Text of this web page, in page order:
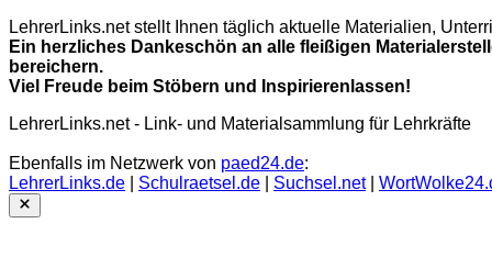
LehrerLinks.net stellt Ihnen täglich aktuelle Materialien,
Ein herzliches Dankeschön an alle fleißigen
bereichern.
Viel Freude beim Stöbern und Inspirierenlassen!
LehrerLinks.net - Link- und Materialsammlung für Lehrkräfte
Ebenfalls im Netzwerk von paed24.de:
LehrerLinks.de
Schulraetsel.de Suchsel.net|
Close